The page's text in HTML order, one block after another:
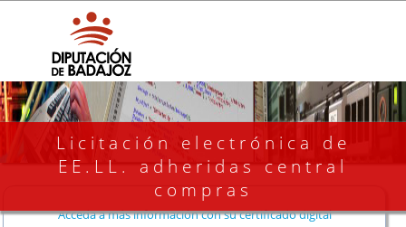
Licitación electrónica de
EE.LL. adheridas central
compras
Acceda a más información con su certificado digital